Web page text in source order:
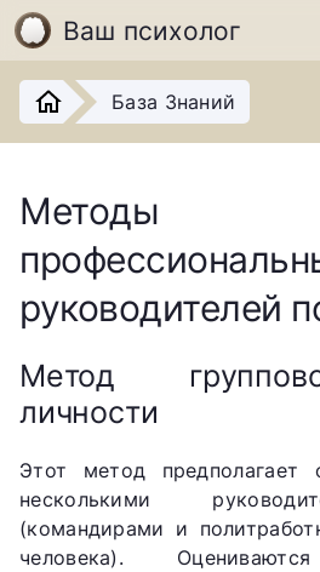
Ваш психолог
База Знаний
Методы
руководителей
Метод
личности
Этот метод предполагает
несколькими
(командирами и
человека).